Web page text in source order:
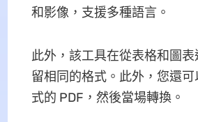
和影像，支援多種語言。
此外，該工具在從表格和圖
留相同的格式。此外，您還
式的 PDF，然後當場轉換。